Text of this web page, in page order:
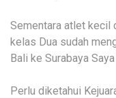
Sementara atlet kecil
kelas Dua sudah
Bali ke Surabaya Saya
Perlu diketahui